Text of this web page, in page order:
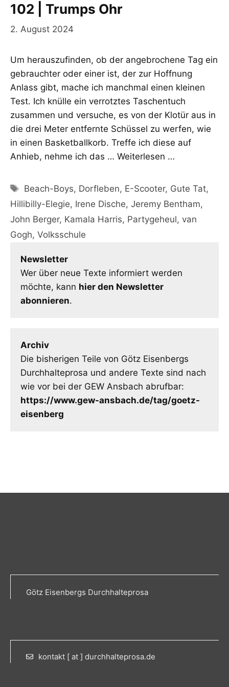
102 | Trumps Ohr
2. August 2024
Um herauszufinden, ob der angebrochene Tag ein
gebrauchter oder einer ist, der zur Hoffnung
Anlass gibt, mache ich manchmal einen kleinen
Test. Ich knülle ein verrotztes Taschentuch
zusammen und versuche, es von der Klotür aus in
die drei Meter entfernte Schüssel zu werfen, wie
in einen Basketballkorb. Treffe ich diese auf
Anhieb, nehme ich das … Weiterlesen …
Schlagwörter
Beach-Boys, Dorfleben, E-Scooter, Gute Tat,
Hillibilly-Elegie, Irene Dische, Jeremy Bentham,
John Berger, Kamala Harris, Partygeheul, van
Gogh, Volksschule
Newsletter
Wer über neue Texte informiert werden
möchte, kann hier den Newsletter
abonnieren.
Archiv
Die bisherigen Teile von Götz Eisenbergs
Durchhalteprosa und andere Texte sind nach
wie vor bei der GEW Ansbach abrufbar:
https://www.gew-ansbach.de/tag/goetz-
eisenberg
Götz Eisenbergs Durchhalteprosa
kontakt [ at ] durchhalteprosa.de